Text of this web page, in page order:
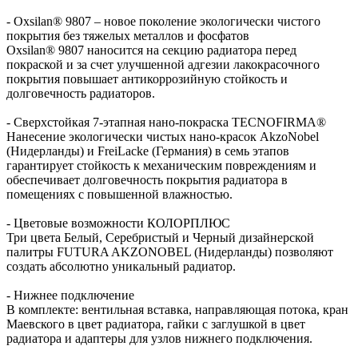
- Oxsilan® 9807 – новое поколение экологически чистого
покрытия без тяжелых металлов и фосфатов
Oxsilan® 9807 наносится на секцию радиатора перед
покраской и за счет улучшенной адгезии лакокрасочного
покрытия повышает антикоррозийную стойкость и
долговечность радиаторов.
- Сверхстойкая 7-этапная нано-покраска TECNOFIRMA®
Нанесение экологически чистых нано-красок AkzoNobel
(Нидерланды) и FreiLacke (Германия) в семь этапов
гарантирует стойкость к механическим повреждениям и
обеспечивает долговечность покрытия радиатора в
помещениях с повышенной влажностью.
- Цветовые возможности КОЛОРПЛЮС
Три цвета Белый, Серебристый и Черный дизайнерской
палитры FUTURA AKZONOBEL (Нидерланды) позволяют
создать абсолютно уникальный радиатор.
- Нижнее подключение
В комплекте: вентильная вставка, направляющая потока, кран
Маевского в цвет радиатора, гайки с заглушкой в цвет
радиатора и адаптеры для узлов нижнего подключения.